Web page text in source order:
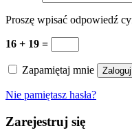
Proszę wpisać odpowiedź
16 + 19 =
Zapamiętaj mnie
Nie pamiętasz hasła?
Zarejestruj się